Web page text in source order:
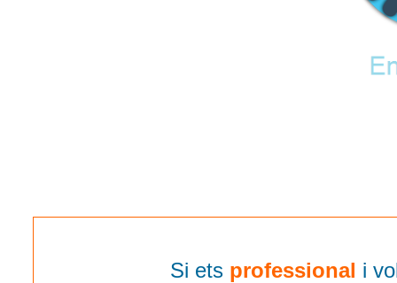
Si ets professional i